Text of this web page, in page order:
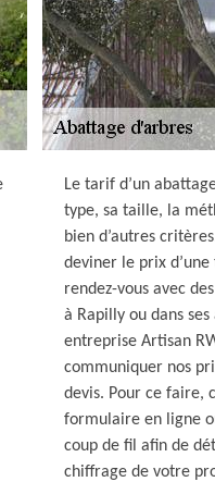
Le tarif d’un
type, sa taille, la
bien d’autres
deviner le prix
rendez-vous avec
à Rapilly ou dans
entreprise Artisan
communiquer nos
devis. Pour ce faire,
formulaire en ligne
coup de fil afin de
chiffrage de votre